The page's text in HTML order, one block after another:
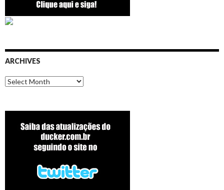
ARCHIVES
Archives